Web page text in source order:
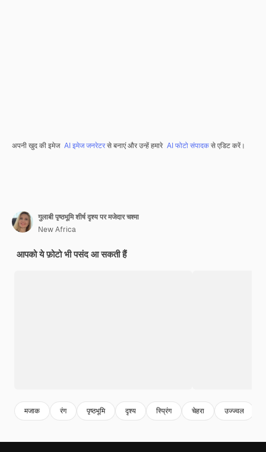
अपनी खुद की इमेज AI इमेज जनरेटरसे बनाएं और उन्हें हमारे AI फोटो संपादकसे एडिट करें।
गुलाबी पृष्ठभूमि शीर्ष दृश्य पर मजेदार चश्मा
New Africa
आपको ये फ़ोटो भी पसंद आ सकती हैं
मजाक रंग पृष्ठभूमि दृश्य स्प्रिंग चेहरा उज्ज्वल